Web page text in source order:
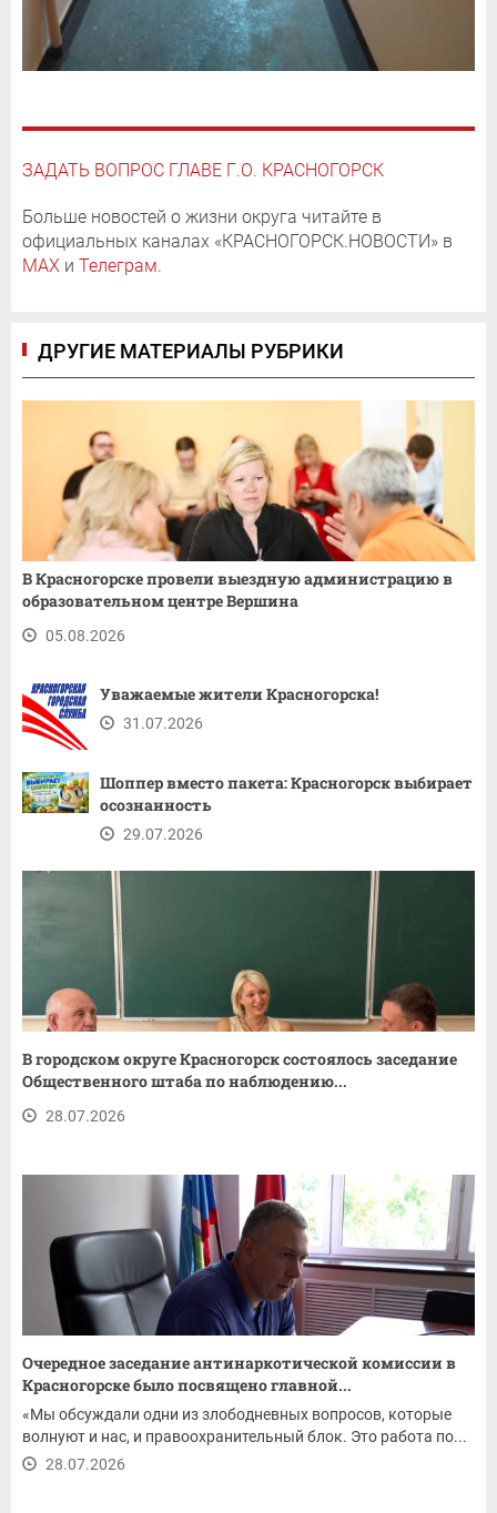
ЗАДАТЬ ВОПРОС ГЛАВЕ Г.О. КРАСНОГОРСК
Больше новостей о жизни округа читайте в
официальных каналах «КРАСНОГОРСК.НОВОСТИ» в
MAX и Телеграм.
ДРУГИЕ МАТЕРИАЛЫ РУБРИКИ
В Красногорске провели выездную администрацию в
образовательном центре Вершина
05.08.2026
Уважаемые жители Красногорска!
31.07.2026
Шоппер вместо пакета: Красногорск выбирает
осознанность
29.07.2026
В городском округе Красногорск состоялось заседание
Общественного штаба по наблюдению...
28.07.2026
Очередное заседание антинаркотической комиссии в
Красногорске было посвящено главной...
«Мы обсуждали одни из злободневных вопросов, которые
волнуют и нас, и правоохранительный блок. Это работа по...
28.07.2026